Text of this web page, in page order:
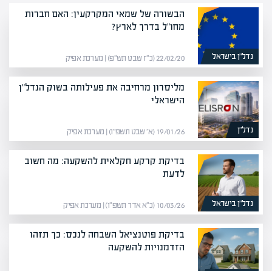
נדל”ן בישראל
הבשורה של שמאי המקרקעין: האם חברות
מחו"ל בדרך לארץ?
22/02/20 (כ״ז שבט תש״פ) | מערכת אפיק
נדל”ן
מליסרון מרחיבה את פעילותה בשוק הנדל"ן
הישראלי
19/01/26 (א׳ שבט תשפ״ו) | מערכת אפיק
נדל”ן בישראל
בדיקת קרקע חקלאית להשקעה: מה חשוב
לדעת
10/03/26 (כ״א אדר תשפ״ו) | מערכת אפיק
בדיקת פוטנציאל השבחה לנכס: כך תזהו
הזדמנויות להשקעה